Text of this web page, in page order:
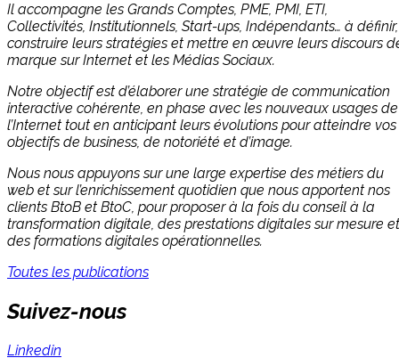
Il accompagne les Grands Comptes, PME, PMI, ETI,
Collectivités, Institutionnels, Start-ups, Indépendants… à définir,
construire leurs stratégies et mettre en œuvre leurs discours
marque sur Internet et les Médias Sociaux.
Notre objectif est d’élaborer une stratégie de communication
interactive cohérente, en phase avec les nouveaux usages de
l’Internet tout en anticipant leurs évolutions pour atteindre vos
objectifs de business, de notoriété et d’image.
Nous nous appuyons sur une large expertise des métiers du
web et sur l’enrichissement quotidien que nous apportent nos
clients BtoB et BtoC, pour proposer à la fois du conseil à la
transformation digitale, des prestations digitales sur mesure et
des formations digitales opérationnelles.
Toutes les publications
Suivez-nous
Linkedin